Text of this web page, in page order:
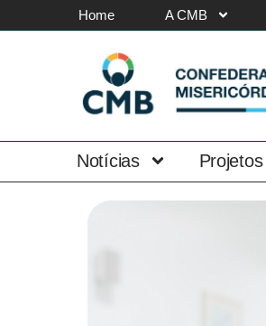
Home A CMB
Notícias Projetos